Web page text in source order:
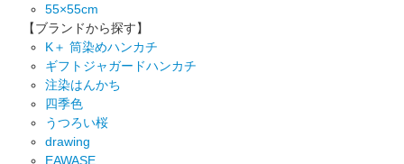
55×55cm
【ブランドから探す】
K＋ 筒染めハンカチ
ギフトジャガードハンカチ
注染はんかち
四季色
うつろい桜
drawing
EAWASE